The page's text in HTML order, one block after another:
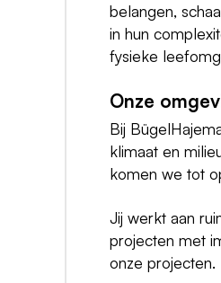
belangen,
in hun
fysieke
Onze
Bij
klimaat en
komen we tot
Jij werkt aan
projecten met
onze projecten.